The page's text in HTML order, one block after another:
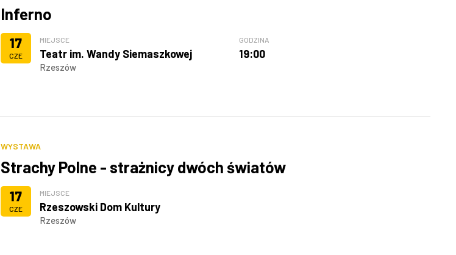
Inferno
17
CZE
MIEJSCE
Teatr im. Wandy Siemaszkowej
Rzeszów
GODZINA
19:00
WYSTAWA
Strachy Polne - strażnicy dwóch światów
17
CZE
MIEJSCE
Rzeszowski Dom Kultury
Rzeszów